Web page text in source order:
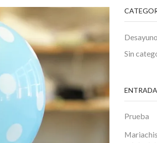
Sin
Prueba